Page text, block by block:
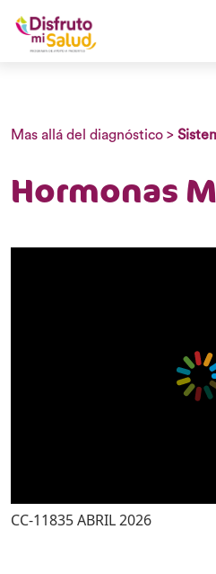
Mas allá del diagnóstico >
Hormonas
CC-11835 ABRIL 2026